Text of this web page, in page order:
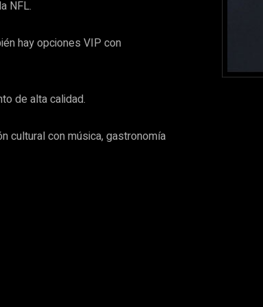
NFL.
hay opciones VIP con
de alta calidad.
cultural con música, gastronomía